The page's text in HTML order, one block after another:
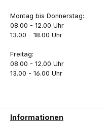
Montag bis Donnerstag:
08.00 - 12.00 Uhr
13.00 - 18.00 Uhr
Freitag:
08.00 - 12.00 Uhr
13.00 - 16.00 Uhr
Informationen